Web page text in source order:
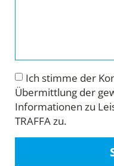
Ich stimme der
Übermittlung der
Informationen zu
TRAFFA zu.